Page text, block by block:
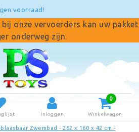
onze vervoerders kan uw pakket
onderweg zijn.
Inloggen
0
Winkelwagen
Zwembad - 262 x 160 x 42 cm -